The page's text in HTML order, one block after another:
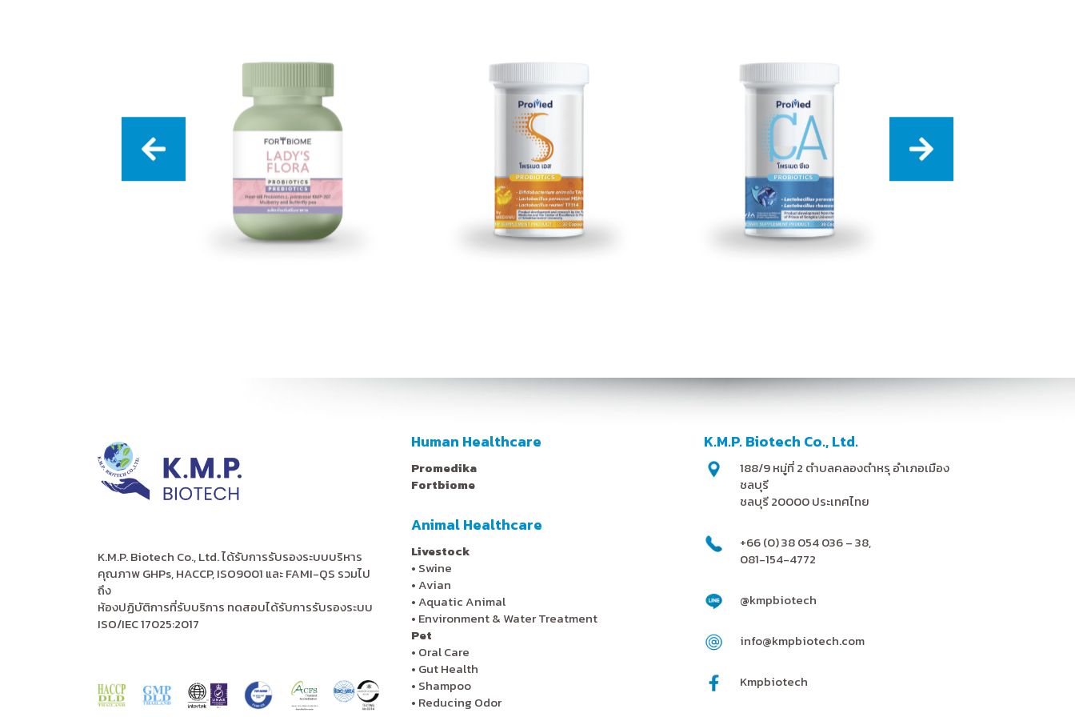
K.M.P. Biotech Co., Ltd. ได้รับการรับรองระบบบริหาร
คุณภาพ GHPs, HACCP, ISO9001 และ FAMI-QS รวมไป
ถึง
ห้องปฏิบัติการที่รับบริการ ทดสอบได้รับการรับรองระบบ
ISO/IEC 17025:2017
Human Healthcare
Promedika
Fortbiome
Animal Healthcare
Livestock
• Swine
•Avian
•Aquatic Animal
• Environment & Water Treatment
Pet
• Oral Care
• Gut Health
• Shampoo
• Reducing Odor
K.M.P. Biotech Co., Ltd.
188/9 หมู่ที่ 2 ตำบลคลองตำหรุ อำเภอเมือง
ชลบุรี
ชลบุรี 20000 ประเทศไทย
+66 (0) 38 054 036 – 38,
081-154-4772
@kmpbiotech
info@kmpbiotech.com
Kmpbiotech